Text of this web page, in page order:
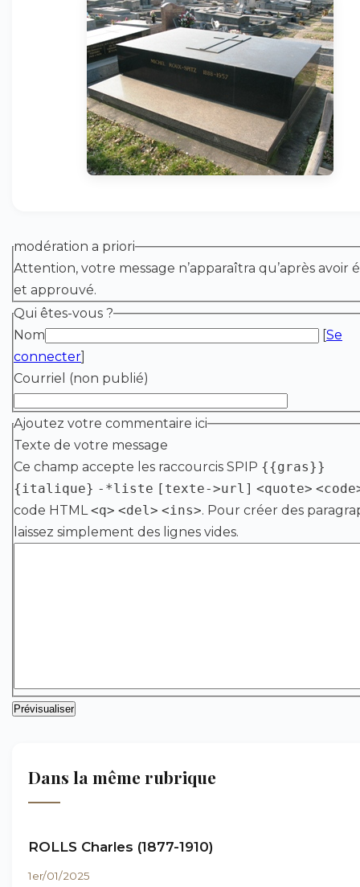
modération a priori
Attention, votre message n’apparaîtra qu’après avoir
et approuvé.
Qui êtes-vous ?
Nom
[Se
connecter]
Courriel (non publié)
Ajoutez votre commentaire ici
Texte de votre message
Ce champ accepte les raccourcis SPIP {{gras}}
{italique} -*liste [texte->url] <quote>
code HTML<q> <del> <ins>. Pour créer des
laissez simplement des lignes vides.
Dans la même rubrique
ROLLS Charles (1877-1910)
1er/01/2025